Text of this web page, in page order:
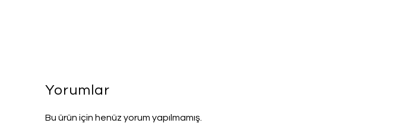
Yorumlar
Bu ürün için henüz yorum yapılmamış.